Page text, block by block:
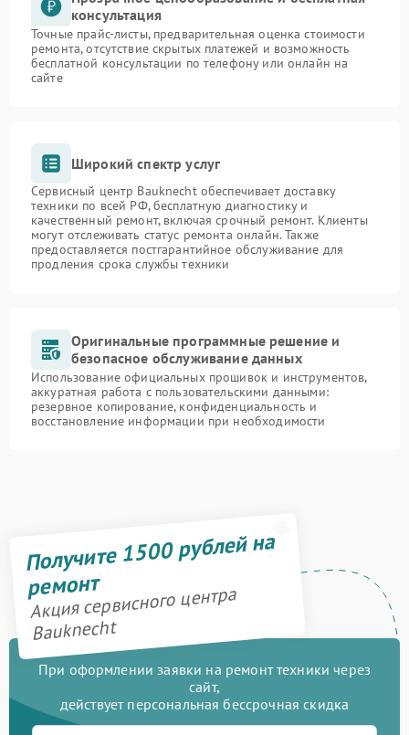
консультация
Точные прайс-листы, предварительная оценка стоимости
ремонта, отсутствие скрытых платежей и возможность
бесплатной консультации по телефону или онлайн на
сайте
Широкий спектр услуг
Сервисный центр Bauknecht обеспечивает доставку
техники по всей РФ, бесплатную диагностику и
качественный ремонт, включая срочный ремонт. Клиенты
могут отслеживать статус ремонта онлайн. Также
предоставляется постгарантийное обслуживание для
продления срока службы техники
Оригинальные программные решение и
безопасное обслуживание данных
Использование официальных прошивок и инструментов,
аккуратная работа с пользовательскими данными:
резервное копирование, конфиденциальность и
восстановление информации при необходимости
Получите 1500 рублей на
ремонт
Акция сервисного центра
Bauknecht
При оформлении заявки на ремонт техники через
сайт,
действует персональная бессрочная скидка